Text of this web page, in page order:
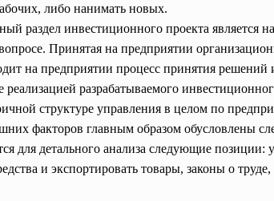
либо нанимать новых.
раздел инвестиционного проекта является
Принятая на предприятии
на предприятии процесс принятия решений
разрабатываемого
структуре управления в целом по
факторов главным образом обусловлены
для детального анализа следующие
и экспортировать товары, законы о